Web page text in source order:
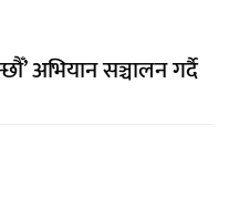
अभियान सञ्चालन गर्दै